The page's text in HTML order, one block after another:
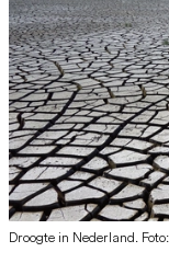
Droogte in Nederland.